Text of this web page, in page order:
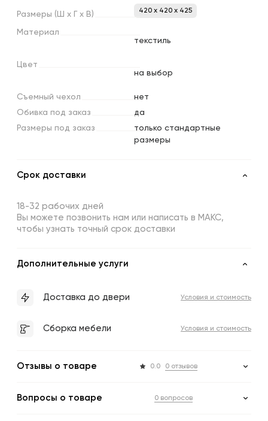
Размеры (Ш х х В) 420 x 420 x 425
Материал
текстиль
Цвет
на выбор
Съемный чехол
нет
Обивка под заказ
да
Размеры под заказ
только стандартные
размеры
Срок доставки
18-32 рабочих дней
Вы можете позвонить нам или написать в МАКС,
чтобы узнать точный срок доставки
Дополнительные услуги
Доставка до двери Условия и стоимость
Сборка мебели Условия и стоимость
Отзывы о товаре 0.0 0 отзывов
Вопросы о товаре 0 вопросов